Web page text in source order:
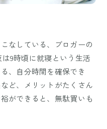
なしている、ブロガーの
9時頃に就寝という生活
、自分時間を確保でき
ど、メリットがたくさん
ができると、無駄買いも